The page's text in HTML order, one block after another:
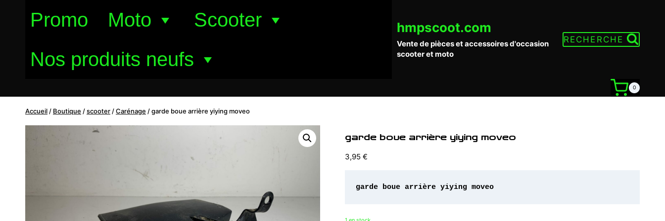
Promo Moto
Scooter
Nos produits neufs
hmpscoot.com
Vente de pièces et accessoires d'occasion
scooter et moto
RECHERCHE
0
Accueil / Boutique /scooter /Carénage /garde boue arrière yiying moveo
garde boue arrière yiying moveo
3,95 €
garde boue arrière yiying moveo